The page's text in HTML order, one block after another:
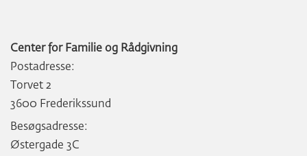
Center for Familie og Rådgivning
Postadresse:
Torvet 2
3600 Frederikssund
Besøgsadresse:
Østergade 3C